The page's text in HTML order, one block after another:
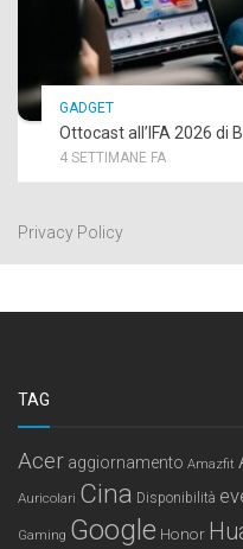
GADGET
Ottocast all’IFA 2026 di
4 SETTIMANE FA
Privacy Policy
TAG
Acer aggiornamento Amazfit
Auricolari Cina Disponibilità
Gaming Google Honor